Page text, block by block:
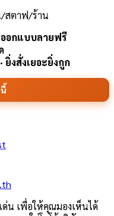
สตาฟ/ร้าน
อกแบบลายฟรี
ยิ่งสั่งเยอะยิ่งถูก
ด่น เพื่อให้คุณมองเห็นได้